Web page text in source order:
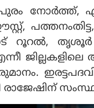
നോര്‍ത്ത്,
റൂറല്‍, തൃശൂര്‍
ജില്ലകളിലെ
രാജേഷിന്